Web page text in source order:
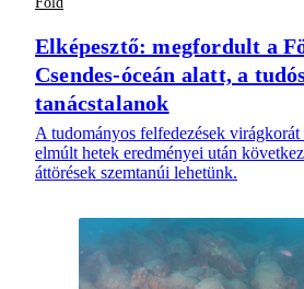
Elképesztő: megfordult a
Csendes-óceán alatt, a
tanácstalanok
A tudományos felfedezések
elmúlt hetek eredményei után
áttörések szemtanúi lehetünk.